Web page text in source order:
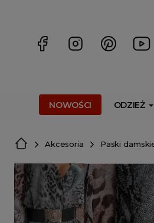
NOWOŚCI ODZIEŻ
Akcesoria Paski